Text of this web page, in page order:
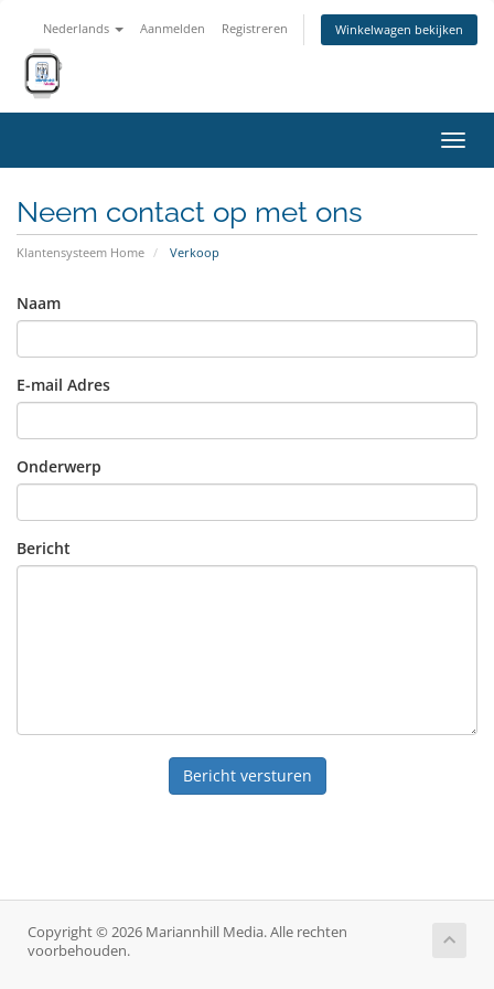
Nederlands Aanmelden Registreren Winkelwagen bekijken
in-/
Neem contact op met ons
Klantensysteem Home Verkoop
Naam
E-mail Adres
Onderwerp
Bericht
Bericht versturen
Copyright © 2026 Mariannhill Media. Alle rechten
voorbehouden.